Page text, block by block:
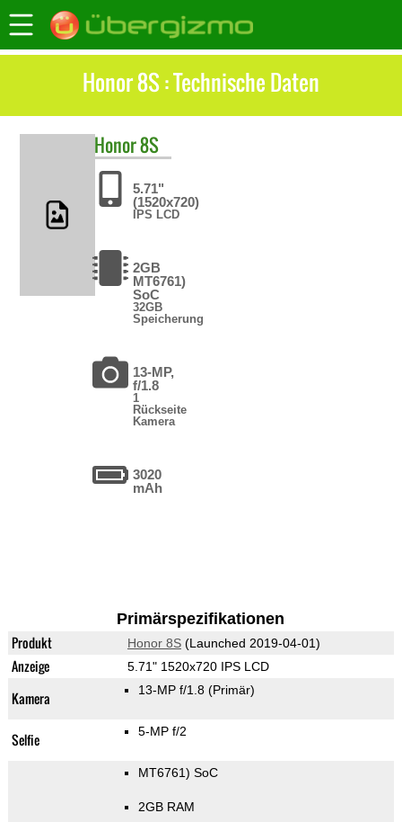
Honor 8S : Technische Daten
Honor8S
5.71"
(1520x720)
IPS LCD
2GB
MT6761)
SoC
32GB
Speicherung
13-MP,
f/1.8
1
Rückseite
Kamera
3020
mAh
Primärspezifikationen
Produkt Honor 8S(Launched 2019-04-01)
Anzeige 5.71" 1520x720 IPS LCD
Kamera 13-MP f/1.8 (Primär)
Selfie 5-MP f/2
MT6761) SoC
2GB RAM